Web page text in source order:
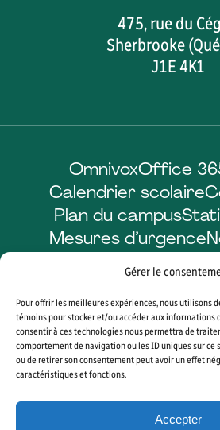
Gérer le
Pour offrir les meilleures expériences, nous utilisons
témoins pour stocker et/ou accéder aux informations
consentir à ces technologies nous permettra de
comportement de navigation ou les ID uniques sur ce
ou de retirer son consentement peut avoir un effet
caractéristiques et fonctions.
Accepter
475, rue du
Sherbrooke
J1E 4K1
OmnivoxOffice
Calendrier scolaire
Plan du campus
Mesures d’urgence
FacebookLinkedIn
VORTEX SOLUTION